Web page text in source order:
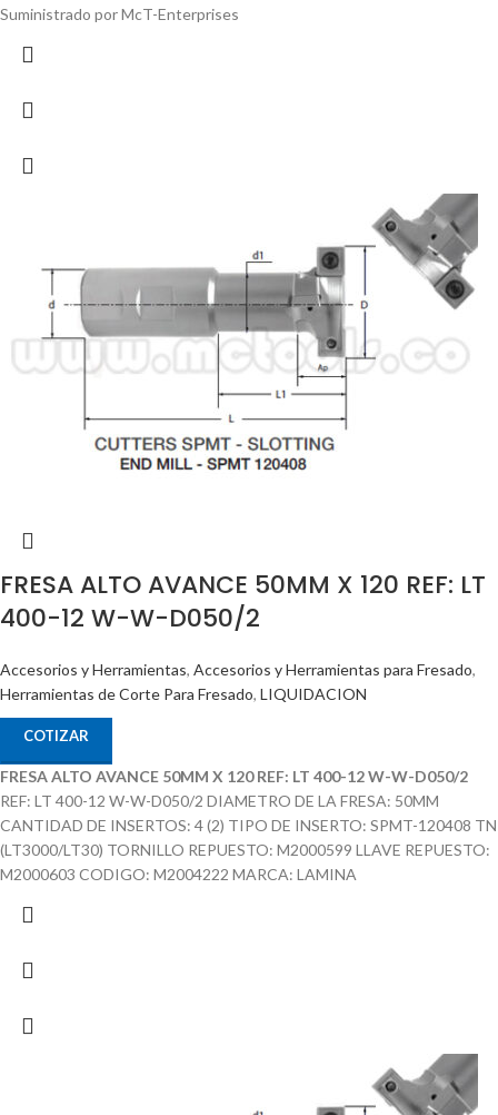
Suministrado por McT-Enterprises
FRESA ALTO AVANCE 50MM X 120 REF: LT
400-12 W-W-D050/2
Accesorios y Herramientas, Accesorios y Herramientas para Fresado,
Herramientas de Corte Para Fresado, LIQUIDACION
COTIZAR
FRESA ALTO AVANCE 50MM X 120 REF: LT 400-12 W-W-D050/2
REF: LT 400-12 W-W-D050/2 DIAMETRO DE LA FRESA: 50MM
CANTIDAD DE INSERTOS: 4 (2) TIPO DE INSERTO: SPMT-120408 TN
(LT3000/LT30) TORNILLO REPUESTO: M2000599 LLAVE REPUESTO:
M2000603 CODIGO: M2004222 MARCA: LAMINA